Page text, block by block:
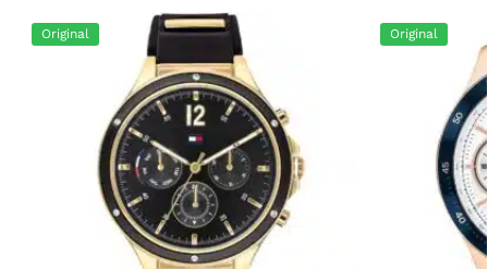
Original Original